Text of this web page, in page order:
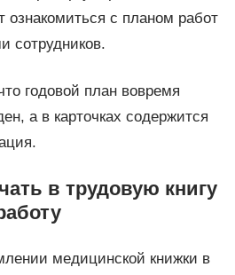
ознакомиться с планом работ
сотрудников.
годовой план вовремя
а в карточках содержится
в трудовую книгу
медицинской книжки в